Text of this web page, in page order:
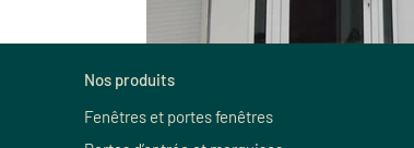
Nos produits
Fenêtres et portes fenêtres